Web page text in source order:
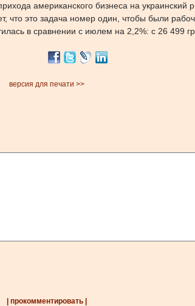
американского бизнеса на украинский
это задача номер один, чтобы были
в сравнении с июлем на 2,2%: с 26 499
версия для печати >>
| прокомментировать |